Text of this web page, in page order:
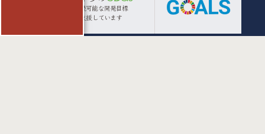
私たちは持続可能な開発目標
(SDGs)を支援しています